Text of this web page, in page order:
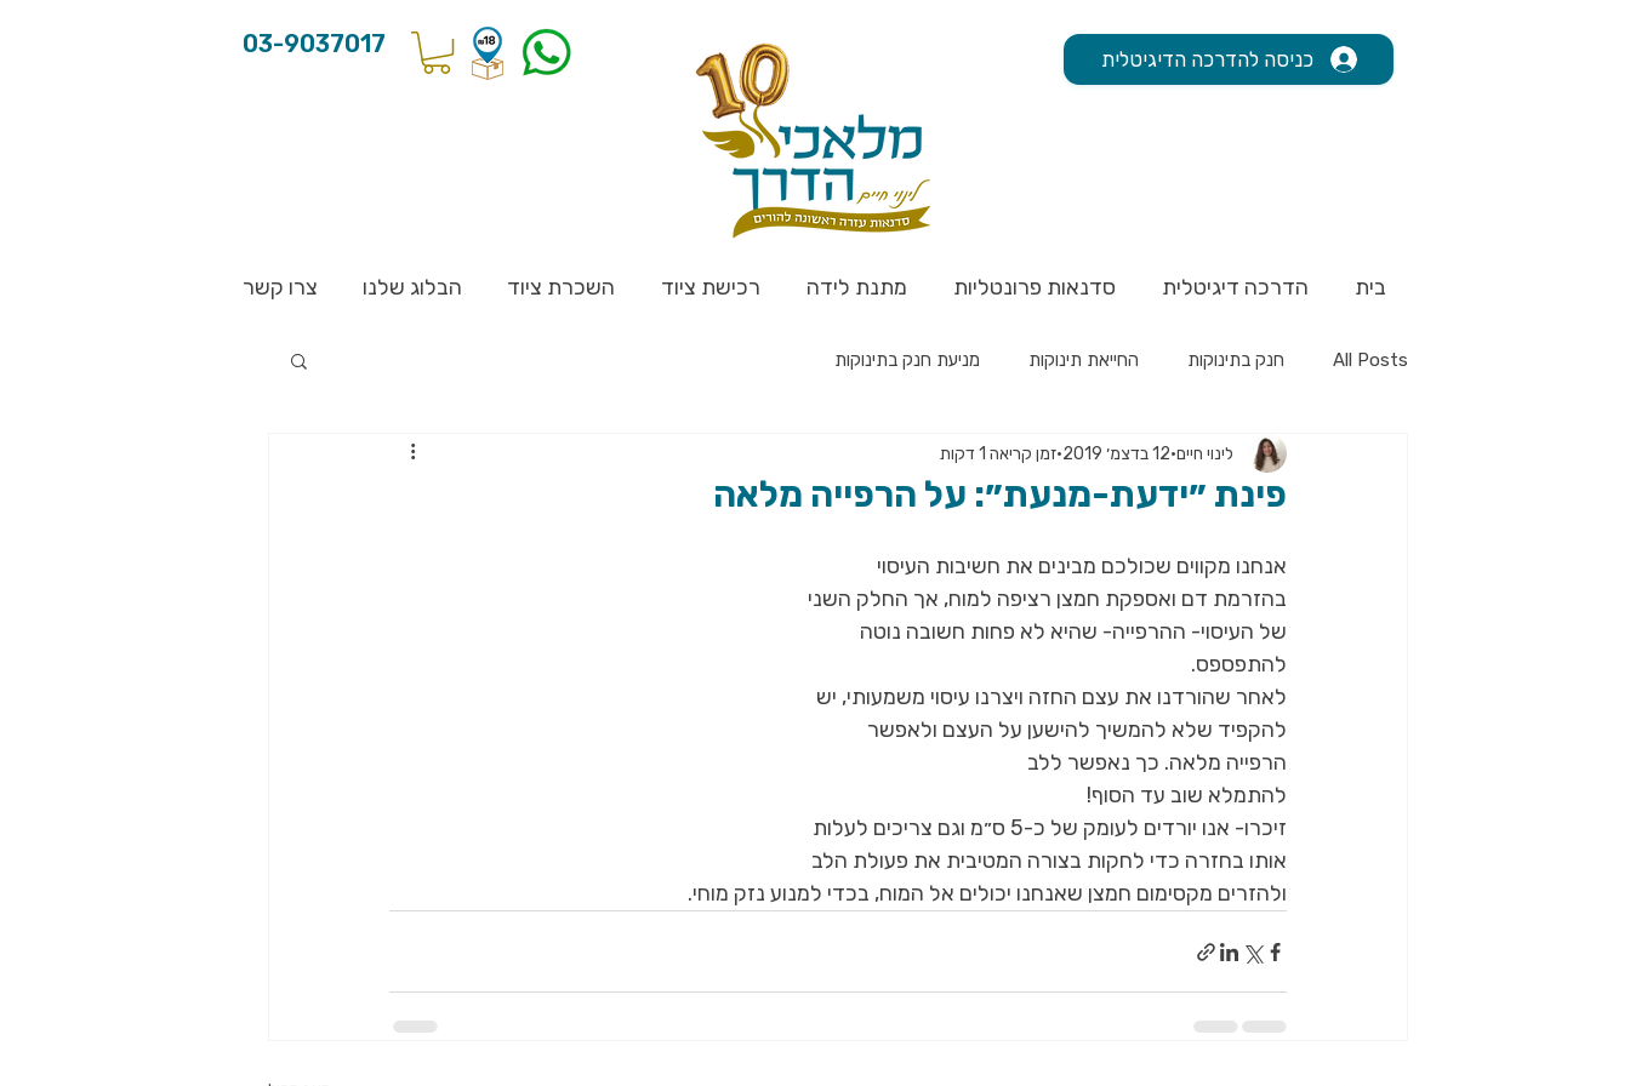
03-9037017
כניסה להדרכה הדיגיטלית
בית הדרכה דיגיטלית סדנאות פרונטליות מתנת לידה רכישת ציוד השכרת ציוד הבלוג שלנו צרו קשר
All Posts חנק בתינוקות החייאת תינוקות מניעת חנק בתינוקות
פינת ״ידעת-מנעת״: על הרפייה מלאה
לינוי חיים 12 בדצמ׳ 2019 זמן קריאה 1 דקות
אנחנו מקווים שכולכם מבינים את חשיבות העיסוי
בהזרמת דם ואספקת חמצן רציפה למוח, אך החלק השני
של העיסוי- ההרפייה- שהיא לא פחות חשובה נוטה
להתפספס.
לאחר שהורדנו את עצם החזה ויצרנו עיסוי משמעותי, יש
להקפיד שלא להמשיך להישען על העצם ולאפשר
הרפייה מלאה. כך נאפשר ללב
להתמלא שוב עד הסוף!
זיכרו- אנו יורדים לעומק של כ-5 ס״מ וגם צריכים לעלות
אותו בחזרה כדי לחקות בצורה המטיבית את פעולת הלב
ולהזרים מקסימום חמצן שאנחנו יכולים אל המוח, בכדי למנוע נזק מוחי.